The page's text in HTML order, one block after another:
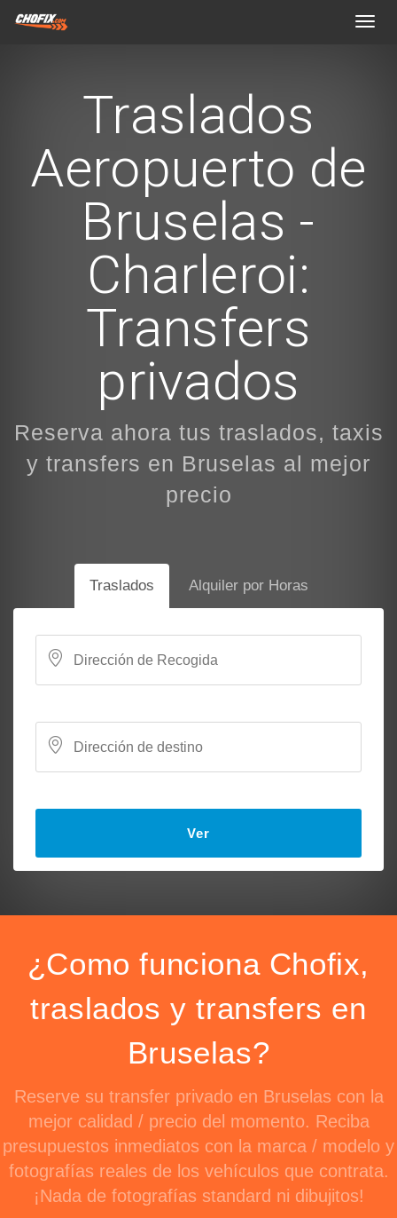
Traslados
Aeropuerto de
Bruselas -
Charleroi:
Transfers
privados
Reserva ahora tus traslados, taxis
y transfers en Bruselas al mejor
precio
Traslados Alquiler por Horas
Ver
¿Como funciona Chofix,
traslados y transfers en
Bruselas?
Reserve su transfer privado en Bruselas con la
mejor calidad / precio del momento. Reciba
presupuestos inmediatos con la marca / modelo y
fotografías reales de los vehículos que contrata.
¡Nada de fotografías standard ni dibujitos!